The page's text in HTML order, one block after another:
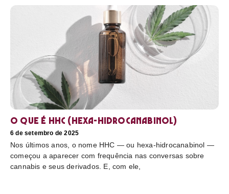
O que é HHC (hexa-hidrocanabinol)
6 de setembro de 2025
Nos últimos anos, o nome HHC — ou hexa-hidrocanabinol —
começou a aparecer com frequência nas conversas sobre
cannabis e seus derivados. E, com ele,